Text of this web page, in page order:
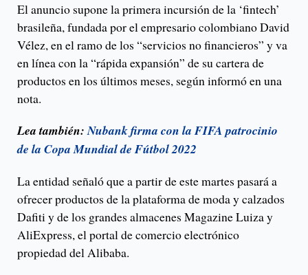
El anuncio supone la primera incursión de la ‘fintech’
brasileña, fundada por el empresario colombiano David
Vélez, en el ramo de los “servicios no financieros” y va
en línea con la “rápida expansión” de su cartera de
productos en los últimos meses, según informó en una
nota.
Lea también:Nubank firma con la FIFA patrocinio
de la Copa Mundial de Fútbol 2022
La entidad señaló que a partir de este martes pasará a
ofrecer productos de la plataforma de moda y calzados
Dafiti y de los grandes almacenes Magazine Luiza y
AliExpress, el portal de comercio electrónico
propiedad del Alibaba.